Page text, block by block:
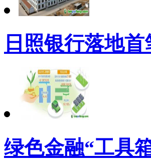
日照银行落地
绿色金融“工具